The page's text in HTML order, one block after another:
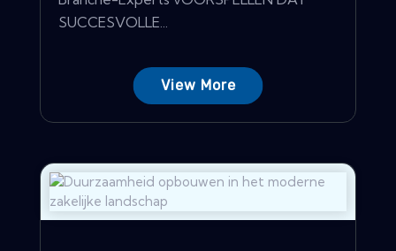
SUCCESVOLLE...
View More